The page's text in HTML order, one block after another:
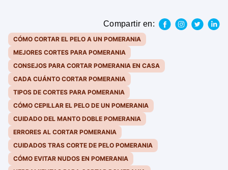
Compartir en:
CÓMO CORTAR EL PELO A UN POMERANIA
MEJORES CORTES PARA POMERANIA
CONSEJOS PARA CORTAR POMERANIA EN CASA
CADA CUÁNTO CORTAR POMERANIA
TIPOS DE CORTES PARA POMERANIA
CÓMO CEPILLAR EL PELO DE UN POMERANIA
CUIDADO DEL MANTO DOBLE POMERANIA
ERRORES AL CORTAR POMERANIA
CUIDADOS TRAS CORTE DE PELO POMERANIA
CÓMO EVITAR NUDOS EN POMERANIA